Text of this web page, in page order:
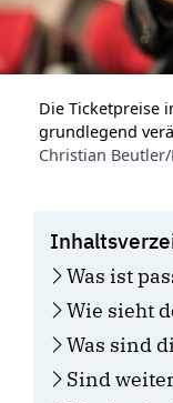
Die Ticketpreise
grundlegend
Christian
Was ist
Wie sieht
Was sind
Sind